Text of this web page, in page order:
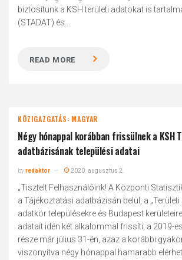
biztosítunk a KSH területi adatokat is
(STADAT) és...
READ MORE
KÖZIGAZGATÁS: MAGYAR
Négy hónappal korábban frissülnek a KSH
adatbázisának települési adatai
byredaktor 2020. augusztus 2.
„Tisztelt Felhasználóink! A Központi
a Tájékoztatási adatbázisán belül, a „Területi
adatkör településekre és Budapest
adatait idén két alkalommal frissíti, a 2019-
része már július 31-én, azaz a korábbi
viszonyítva négy hónappal hamarabb